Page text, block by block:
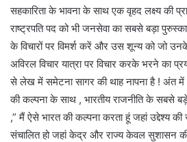
सहकारिता के भावना के साथ एक वृहद लक्ष्य की
राष्ट्रपति पद को भी जनसेवा का सबसे बड़ा
के विचारों पर विमर्श करें और उस शून्य को जो
अविरल विचार यात्रा पर विचार करके भरने का
से लेख में समेटना सागर की थाह नापना है ! अंत
की कल्पना के साथ , भारतीय राजनीति के सबसे बड़े
,” मैं ऐसे भारत की कल्पना करता हूं जहां उद्देश्य
संचालित हो जहां केद्र और राज्य केवल सुशासन